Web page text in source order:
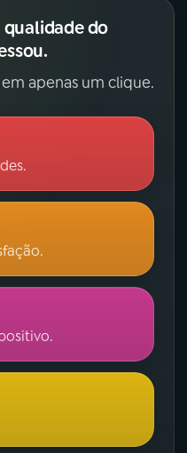
qualidade do
apenas um clique.